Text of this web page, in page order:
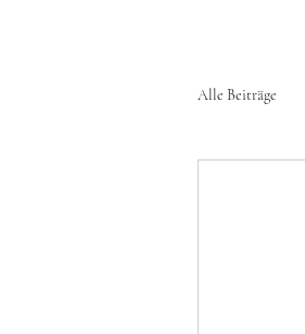
Alle Beiträge